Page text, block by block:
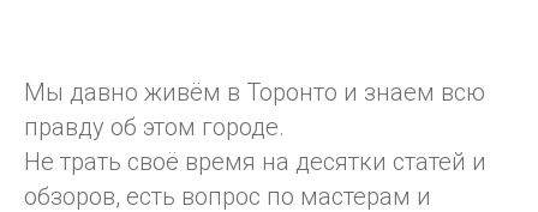
Мы давно живём в Торонто и знаем всю
правду об этом городе.
Не трать своё время на десятки статей и
обзоров, есть вопрос по мастерам и